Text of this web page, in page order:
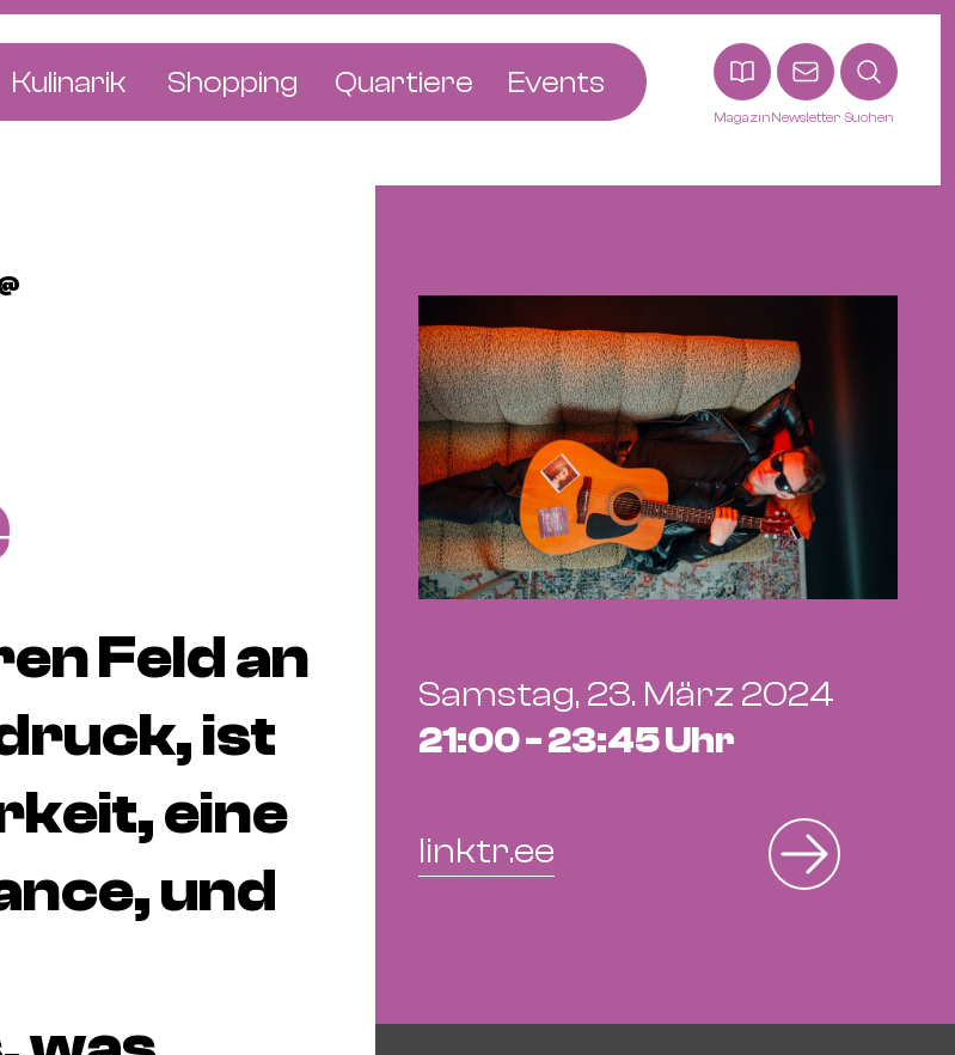
MagazinNewsletter Suchen
Kulinarik Shopping
Schmuck & Uhren
Blumen & Pflanzen
Quartiere
Kleinbasel
Klybeck
St. Johann
Wettstein
Events
Feld an
ist
eine
und
Samstag, 23. März 2024
21:00 - 23:45 Uhr
linktr.ee